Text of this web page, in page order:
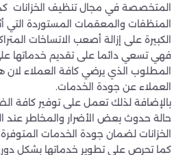
المتخصصة في مجال تنظيف الخزانات
المنظفات والمعقمات المستوردة التي
الكبيرة على إزالة أصعب الاتساخات
فهي تسعي دائما على تقديم خدماتها
المطلوب الذي يرضي كافة العملاء
العملاء عن جودة الخدمات.
بالإضافة لذلك تعمل على توفير كافة
حالة حدوث بعض الأضرار والمخاطر عند
الخزانات لضمان جودة الخدمات المتوفرة
كما تحرص على تطوير خدماتها بشكل